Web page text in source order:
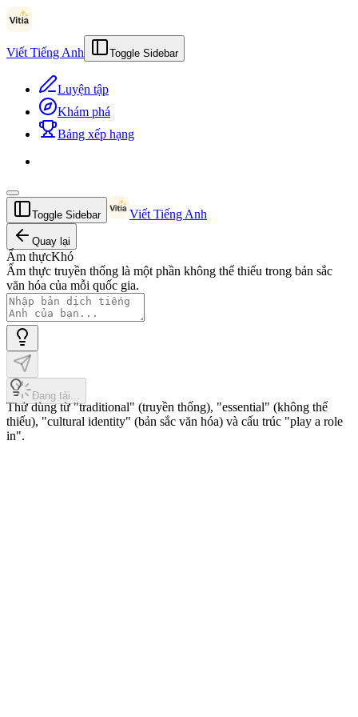
Viết Tiếng Anh Toggle Sidebar
Luyện tập
Khám phá
Bảng xếp hạng
Toggle Sidebar Viết Tiếng Anh
Quay lại
Ẩm thựcKhó
Ẩm thực truyền thống là một phần không thể thiếu trong bản sắc
văn hóa của mỗi quốc gia.
Thử dùng từ "traditional" (truyền thống), "essential" (không thể
thiếu), "cultural identity" (bản sắc văn hóa) và cấu trúc "play a role
in".
Đang tải...